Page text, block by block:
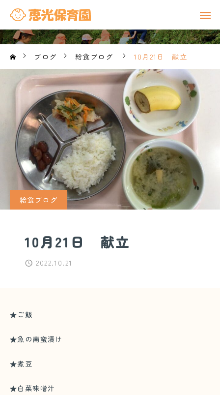
ブログ 給食ブログ 10月21日 献立
給食ブログ
10月21日 献立
2022.10.21
★ご飯
★魚の南蛮漬け
★煮豆
★白菜味噌汁